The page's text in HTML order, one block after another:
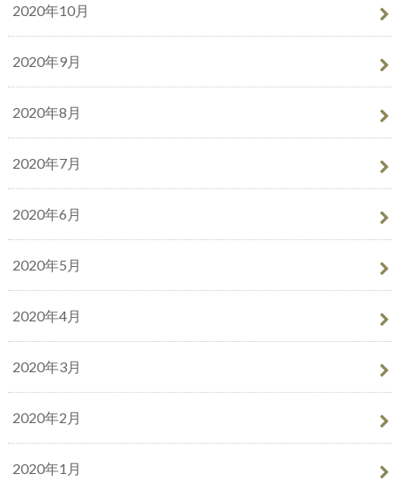
2020年10月
2020年9月
2020年8月
2020年7月
2020年6月
2020年5月
2020年4月
2020年3月
2020年2月
2020年1月